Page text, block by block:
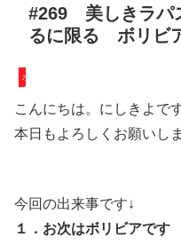
#269 美しきラパ
るに限る ボリビ
ボリビア
こんにちは。にしきよです
本日もよろしくお願いしま
今回の出来事です↓
１．お次はボリビアです